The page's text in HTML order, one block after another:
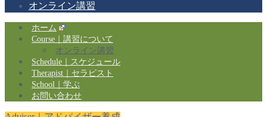
オンライン講習
ホーム
Course｜講習について
オンライン講習
Schedule｜スケジュール
Therapist｜セラピスト
School｜学ぶ
お問い合わせ